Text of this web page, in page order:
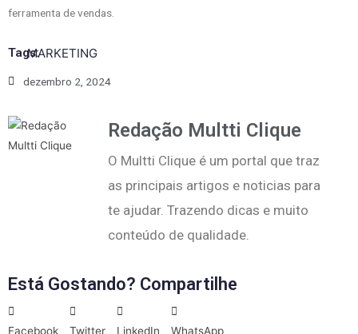
ferramenta de vendas.
Tags:MARKETING
dezembro 2, 2024
Redação Multti Clique
O Multti Clique é um portal que traz
as principais artigos e noticias para
te ajudar. Trazendo dicas e muito
conteúdo de qualidade.
Está Gostando? Compartilhe
Facebook Twitter LinkedIn WhatsApp